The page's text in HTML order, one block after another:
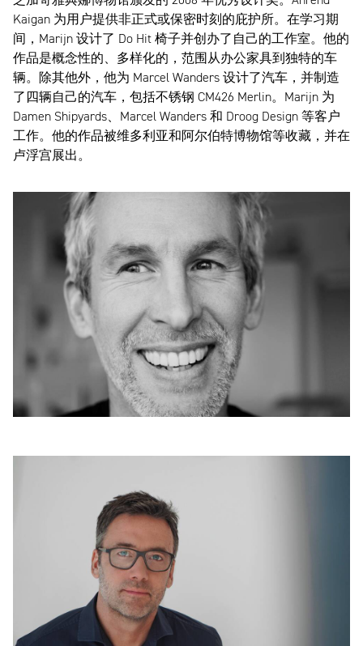
Kaigan 为用户提供非正式或保密时刻的庇护所。在学习期
间，Marijn 设计了 Do Hit 椅子并创办了自己的工作室。他的
作品是概念性的、多样化的，范围从办公家具到独特的车
辆。除其他外，他为 Marcel Wanders 设计了汽车，并制造
了四辆自己的汽车，包括不锈钢 CM426 Merlin。Marijn 为
Damen Shipyards、Marcel Wanders 和 Droog Design 等客户
工作。他的作品被维多利亚和阿尔伯特博物馆等收藏，并在
卢浮宫展出。